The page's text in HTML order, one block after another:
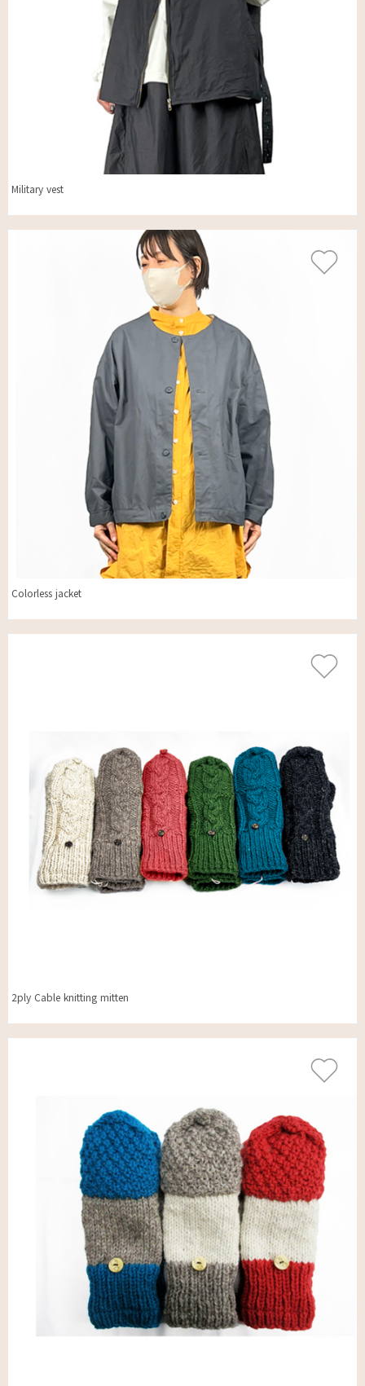
Military vest
Colorless jacket
2ply Cable knitting mitten